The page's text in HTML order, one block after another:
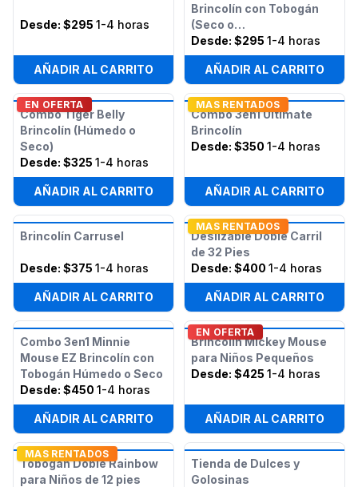
Desde: $295 1-4 horas
AÑADIR AL CARRITO
Brincolín con Tobogán
(Seco o
Húmedo/Acuático)
Desde: $295 1-4 horas
AÑADIR AL CARRITO
EN OFERTA
Combo Tiger Belly
Brincolín (Húmedo o
Seco)
Desde: $325 1-4 horas
AÑADIR AL CARRITO
MAS RENTADOS
Combo 3en1 Ultimate
Brincolín
Desde: $350 1-4 horas
AÑADIR AL CARRITO
Brincolín Carrusel
Desde: $375 1-4 horas
AÑADIR AL CARRITO
MAS RENTADOS
Deslizable Doble Carril
de 32 Pies
Desde: $400 1-4 horas
AÑADIR AL CARRITO
Combo 3en1 Minnie
Mouse EZ Brincolín con
Tobogán Húmedo o Seco
Desde: $450 1-4 horas
AÑADIR AL CARRITO
EN OFERTA
Brincolín Mickey Mouse
para Niños Pequeños
Desde: $425 1-4 horas
AÑADIR AL CARRITO
MAS RENTADOS
Tobogán Doble Rainbow
para Niños de 12 pies
Tienda de Dulces y
Golosinas